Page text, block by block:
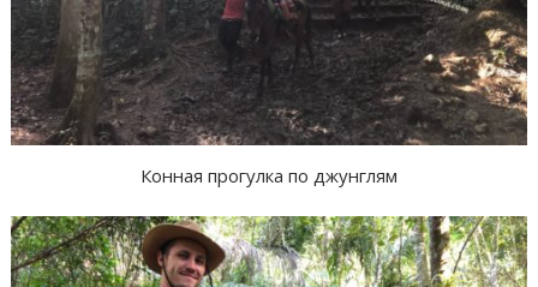
Конная прогулка по джунглям